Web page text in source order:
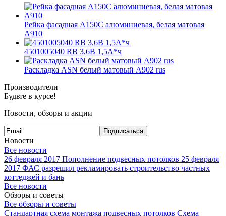
Рейка фасадная А150С алюминиевая, белая матовая
A910
4501005040 RB 3,6В 1,5А*ч
Раскладка ASN белый матовый A902 rus
Производители
Будьте в курсе!
Новости, обзоры и акции
Подписаться
Новости
Все новости
26 февраля 2017 Пополнение подвесных потолков 25 февраля
2017 ФАС разрешил рекламировать строительство частных
коттеджей и бань
Все новости
Обзоры и советы
Все обзоры и советы
Стандартная схема монтажа подвесных потолков Схема